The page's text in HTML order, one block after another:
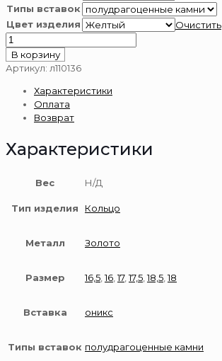
Типы вставок
Цвет изделия
Очистить
Количество
товара
Кольцо
ониксом
золота
пробы
В корзину
Артикул: л110136
Характеристики
Оплата
Возврат
Характеристики
Вес Н/Д
Тип изделия Кольцо
Металл Золото
Размер 16,5 ,16 ,17,17,5 ,18,5 ,18
Вставка оникс
Типы вставок полудрагоценные камни